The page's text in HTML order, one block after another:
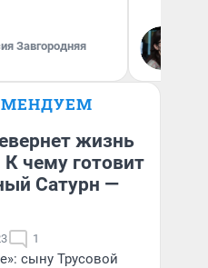
Завгородняя
жизнь
К чему готовит
Сатурн —
1
сыну Трусовой